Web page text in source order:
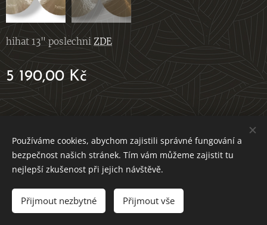
hihat 13" poslechni ZDE
5 190,00 Kč
DO KOŠÍKU
© 2023 Všechna práva vyhrazena
Cookies
Používáme cookies, abychom zajistili správné fungování a
bezpečnost našich stránek. Tím vám můžeme zajistit tu
nejlepší zkušenost při jejich návštěvě.
Přijmout nezbytné Přijmout vše